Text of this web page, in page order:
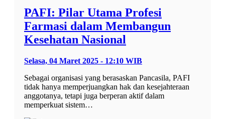
PAFI: Pilar Utama Profesi
Farmasi dalam Membangun
Kesehatan Nasional
Selasa, 04 Maret 2025 - 12:10 WIB
Sebagai organisasi yang berasaskan Pancasila, PAFI
tidak hanya memperjuangkan hak dan kesejahteraan
anggotanya, tetapi juga berperan aktif dalam
memperkuat sistem…